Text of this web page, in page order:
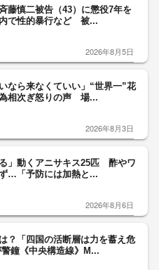
藤慎二被告（43）に懲役7年を
で性的暴行など 被...
2026年8月5日
なら来なくていい」“世界一”花
相次ぎ怒りの声 場...
2026年8月3日
る」動くアニサキス25匹 酢やワ
…「予防には加熱と...
2026年8月6日
？「四国の活断層は力を蓄え危
鐘《中央構造線》M...